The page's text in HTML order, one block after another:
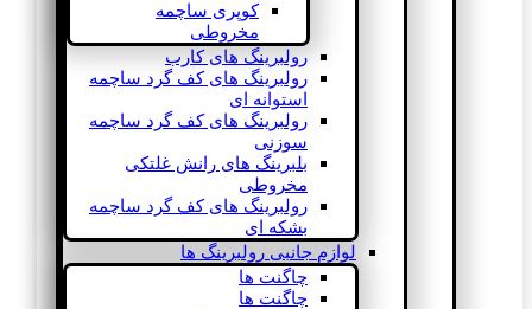
کوپری ساچمه
مخروطی
رولبرینگ های کارب
رولبرینگ های کف گرد ساچمه
استوانه ای
رولبرینگ های کف گرد ساچمه
سوزنی
بلبرینگ های رانش غلتکی
مخروطی
رولبرینگ های کف گرد ساچمه
بشکه ای
لوازم جانبی رولبرینگ ها
چاگنت ها
چاگنت ها